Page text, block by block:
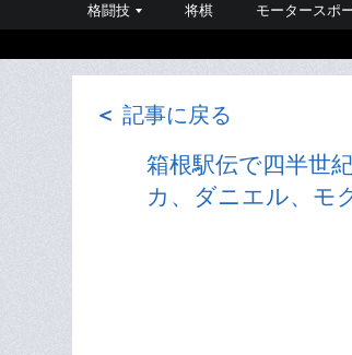
格闘技 将棋 モータースポ
＜ 記事に戻る
箱根駅伝で四半世
カ、ダニエル、モ